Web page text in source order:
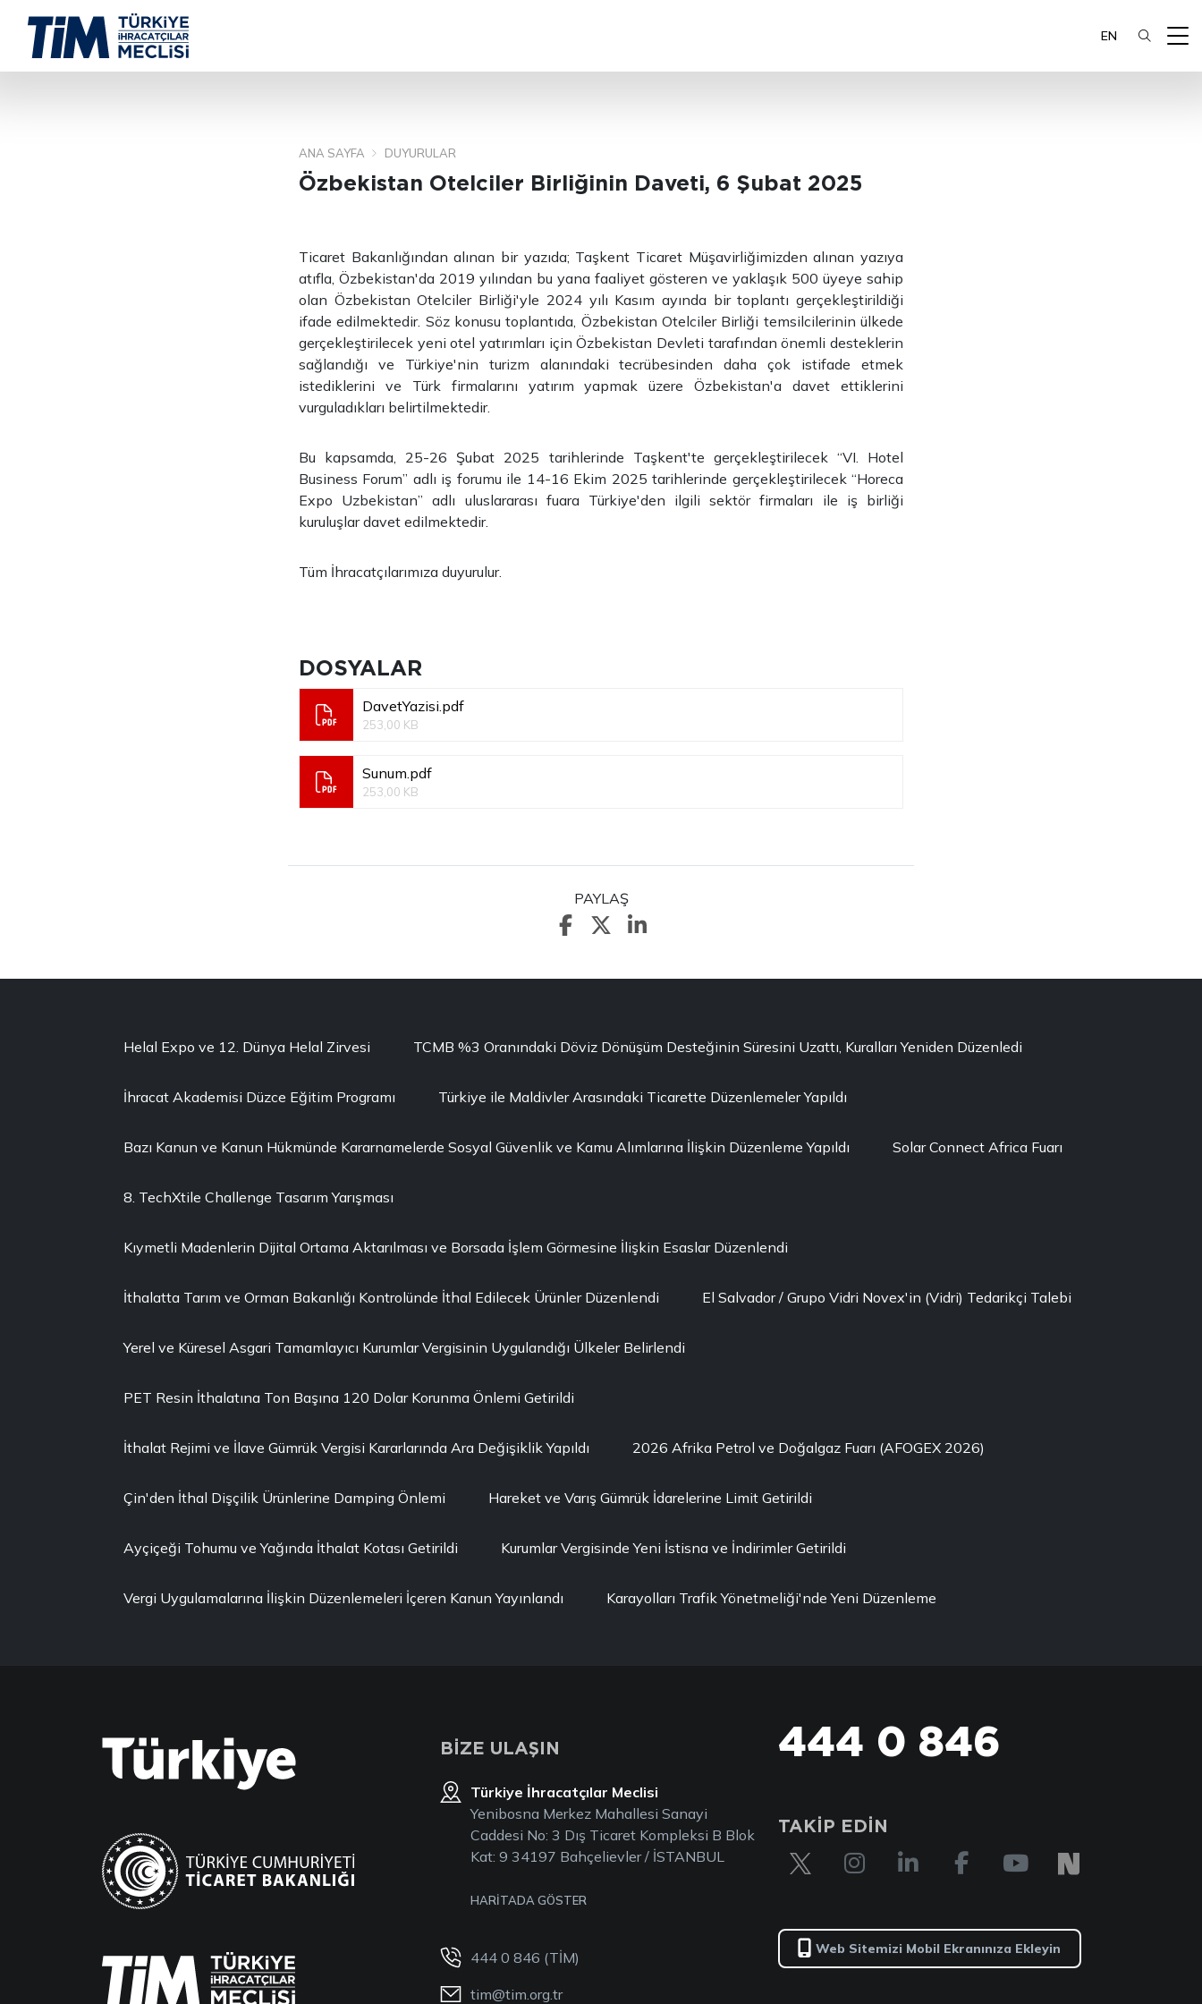
EN
ANA SAYFA DUYURULAR
Özbekistan Otelciler Birliğinin Daveti, 6 Şubat 2025
Ticaret Bakanlığından alınan bir yazıda; Taşkent Ticaret Müşavirliğimizden alınan yazıya
atıfla, Özbekistan'da 2019 yılından bu yana faaliyet gösteren ve yaklaşık 500 üyeye sahip
olan Özbekistan Otelciler Birliği'yle 2024 yılı Kasım ayında bir toplantı gerçekleştirildiği
ifade edilmektedir. Söz konusu toplantıda, Özbekistan Otelciler Birliği temsilcilerinin ülkede
gerçekleştirilecek yeni otel yatırımları için Özbekistan Devleti tarafından önemli desteklerin
sağlandığı ve Türkiye'nin turizm alanındaki tecrübesinden daha çok istifade etmek
istediklerini ve Türk firmalarını yatırım yapmak üzere Özbekistan'a davet ettiklerini
vurguladıkları belirtilmektedir.
Bu kapsamda, 25-26 Şubat 2025 tarihlerinde Taşkent'te gerçekleştirilecek “VI. Hotel
Business Forum” adlı iş forumu ile 14-16 Ekim 2025 tarihlerinde gerçekleştirilecek “Horeca
Expo Uzbekistan” adlı uluslararası fuara Türkiye'den ilgili sektör firmaları ile iş birliği
kuruluşlar davet edilmektedir.
Tüm İhracatçılarımıza duyurulur.
DOSYALAR
DavetYazisi.pdf
253,00 KB
Sunum.pdf
253,00 KB
PAYLAŞ
Helal Expo ve 12. Dünya Helal Zirvesi TCMB %3 Oranındaki Döviz Dönüşüm Desteğinin Süresini Uzattı, Kuralları Yeniden Düzenledi
İhracat Akademisi Düzce Eğitim Programı Türkiye ile Maldivler Arasındaki Ticarette Düzenlemeler Yapıldı
Bazı Kanun ve Kanun Hükmünde Kararnamelerde Sosyal Güvenlik ve Kamu Alımlarına İlişkin Düzenleme Yapıldı Solar Connect Africa Fuarı
8. TechXtile Challenge Tasarım Yarışması
Kıymetli Madenlerin Dijital Ortama Aktarılması ve Borsada İşlem Görmesine İlişkin Esaslar Düzenlendi
İthalatta Tarım ve Orman Bakanlığı Kontrolünde İthal Edilecek Ürünler Düzenlendi El Salvador / Grupo Vidri Novex'in (Vidri) Tedarikçi Talebi
Yerel ve Küresel Asgari Tamamlayıcı Kurumlar Vergisinin Uygulandığı Ülkeler Belirlendi
PET Resin İthalatına Ton Başına 120 Dolar Korunma Önlemi Getirildi
İthalat Rejimi ve İlave Gümrük Vergisi Kararlarında Ara Değişiklik Yapıldı 2026 Afrika Petrol ve Doğalgaz Fuarı (AFOGEX 2026)
Çin'den İthal Dişçilik Ürünlerine Damping Önlemi Hareket ve Varış Gümrük İdarelerine Limit Getirildi
Ayçiçeği Tohumu ve Yağında İthalat Kotası Getirildi Kurumlar Vergisinde Yeni İstisna ve İndirimler Getirildi
Vergi Uygulamalarına İlişkin Düzenlemeleri İçeren Kanun Yayınlandı Karayolları Trafik Yönetmeliği'nde Yeni Düzenleme
BİZE ULAŞIN
Türkiye İhracatçılar Meclisi
Yenibosna Merkez Mahallesi Sanayi
Caddesi No: 3 Dış Ticaret Kompleksi B Blok
Kat: 9 34197 Bahçelievler / İSTANBUL
HARİTADA GÖSTER
444 0 846 (TİM)
tim@tim.org.tr
444 0 846
TAKİP EDİN
Web Sitemizi Mobil Ekranınıza Ekleyin